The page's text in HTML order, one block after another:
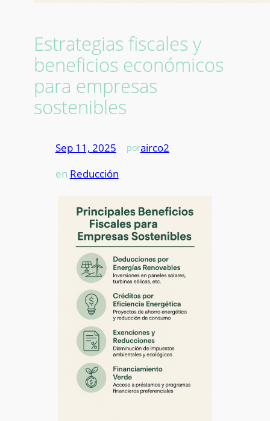
Estrategias fiscales y
beneficios económicos
para empresas
sostenibles
Sep 11, 2025 porairco2
en Reducción